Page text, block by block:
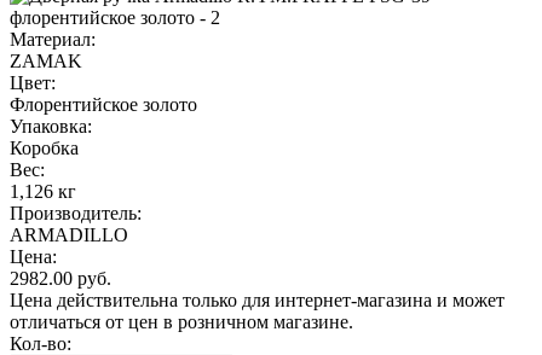
Материал:
ZAMAK
Цвет:
Флорентийское золото
Упаковка:
Коробка
Вес:
1,126 кг
Производитель:
ARMADILLO
Цена:
2982.00 руб.
Цена действительна только для интернет-магазина и может
отличаться от цен в розничном магазине.
Кол-во: